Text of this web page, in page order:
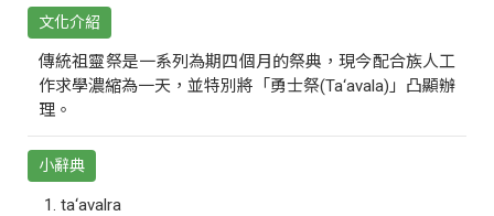
文化介紹
傳統祖靈祭是一系列為期四個月的祭典，現今配合族人工
作求學濃縮為一天，並特別將「勇士祭(Ta‘avala)」凸顯辦
理。
小辭典
ta‘avalra